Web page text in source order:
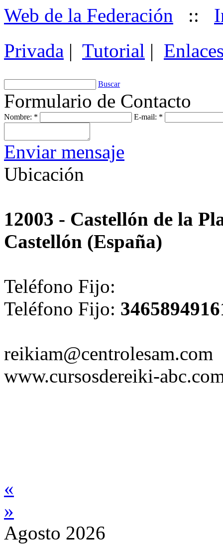
Web de la Federación ::
Privada | Tutorial |
Buscar
Formulario de Contacto
Nombre: * E-mail: *
Enviar mensaje
Ubicación
12003 - Castellón de la
Castellón (España)
Teléfono Fijo:
Teléfono Fijo:
reikiam@centrolesam.com
www.cursosdereiki-
«
»
Agosto 2026